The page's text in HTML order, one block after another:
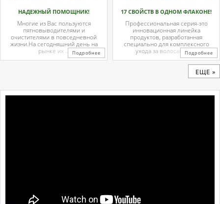
НАДЕЖНЫЙ ПОМОЩНИК!
Многие из Вас пользуются
пятновыводителями и
очистителями в повседневной
жизни.На сегодняшний день на
рынке их ... Подробнее
17 СВОЙСТВ В ОДНОМ ФЛАКОНЕ!
Профессиональная серия-это
инновационная линейка
продуктов, разработанная
специально для комплексного
ухода за волосами и ...Подробнее
ЕЩЕ »